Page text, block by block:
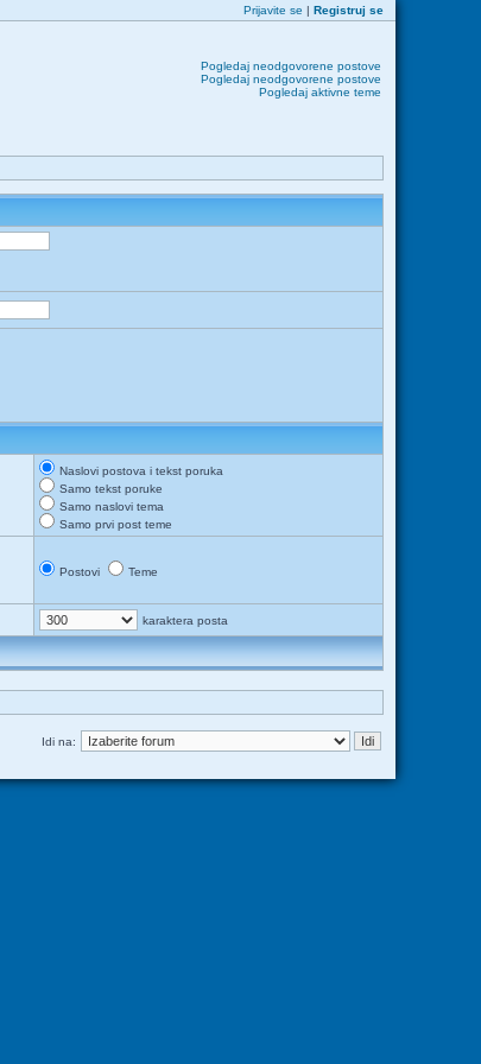
Prijavite se | Registruj se
Pogledaj neodgovorene postove
Pogledaj neodgovorene postove
Pogledaj aktivne teme
Naslovi postova i tekst poruka
Samo tekst poruke
Samo naslovi tema
Samo prvi post teme
Postovi Teme
karaktera posta
Idi na: